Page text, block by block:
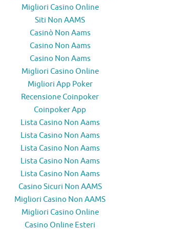
Migliori Casino Online
Siti Non AAMS
Casinò Non Aams
Casino Non Aams
Casino Non Aams
Migliori Casino Online
Migliori App Poker
Recensione Coinpoker
Coinpoker App
Lista Casino Non Aams
Lista Casino Non Aams
Lista Casino Non Aams
Lista Casino Non Aams
Lista Casino Non Aams
Casino Sicuri Non AAMS
Migliori Casino Non AAMS
Migliori Casino Online
Casino Online Esteri